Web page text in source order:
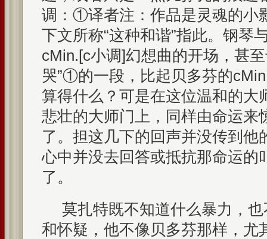
调：①译者注：作品是灵魂的小
下文所称“这种和谐”指此。钢琴
cMin.[c小调]幻想曲的开场，甚
哭”①的一段，比起贝多芬的
算得什么？可是在这位温和的大
悲壮的大师门上，同样由命运来
了。担这几下的回声并没传到他
心中并没去回答或抵抗那命运的
了。
莫扎特既不知道什么暴力，
和怀疑，他不像贝多芬那样，